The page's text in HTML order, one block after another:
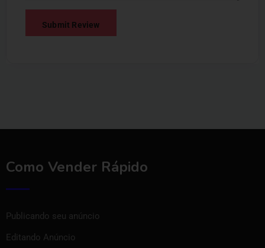
Como Vender Rápido
Publicando seu anúncio
Editando Anúncio